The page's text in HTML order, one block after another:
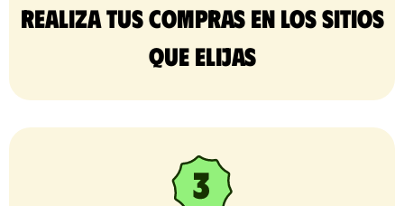
Realiza tus compras en los sitios
que elijas